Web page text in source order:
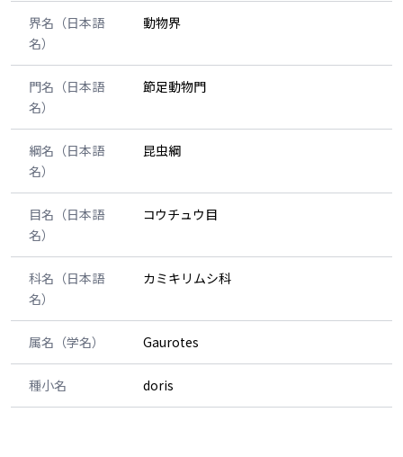
界名（日本語
名）
動物界
門名（日本語
名）
節足動物門
綱名（日本語
名）
昆虫綱
目名（日本語
名）
コウチュウ目
科名（日本語
名）
カミキリムシ科
属名（学名） Gaurotes
種小名 doris